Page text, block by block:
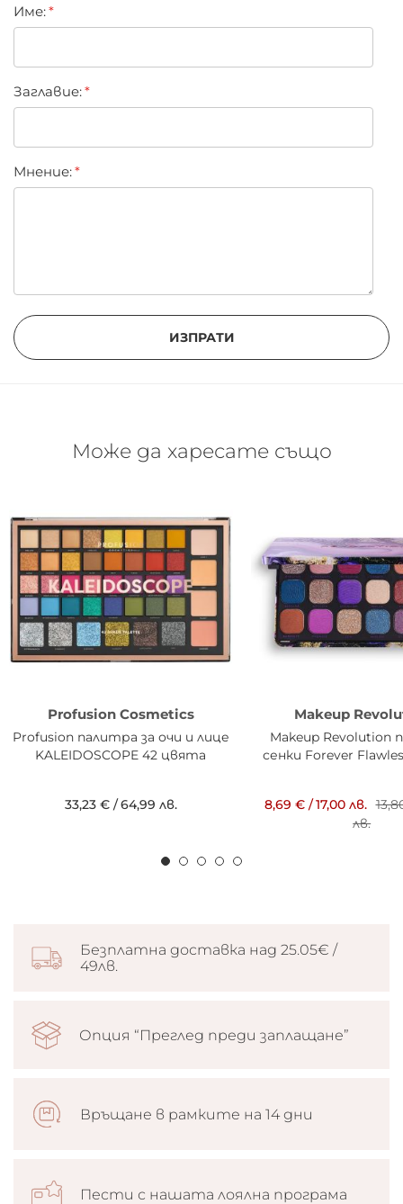
star
stars
stars
stars
stars
Име:
Заглавиe:
Мнение:
ИЗПРАТИ
Може да харесате също
Profusion Cosmetics
Profusion палитра за очи и лице
KALEIDOSCOPE 42 цвята
33,23 €/64,99 лв.
Makeup
Makeup Revolution
сенки Forever
8,69 €/17,00 лв.
лв.
Безплатна доставка над 25.05€ /
49лв.
Опция “Преглед преди заплащане”
Връщане в рамките на 14 дни
Пести с нашата лоялна програма